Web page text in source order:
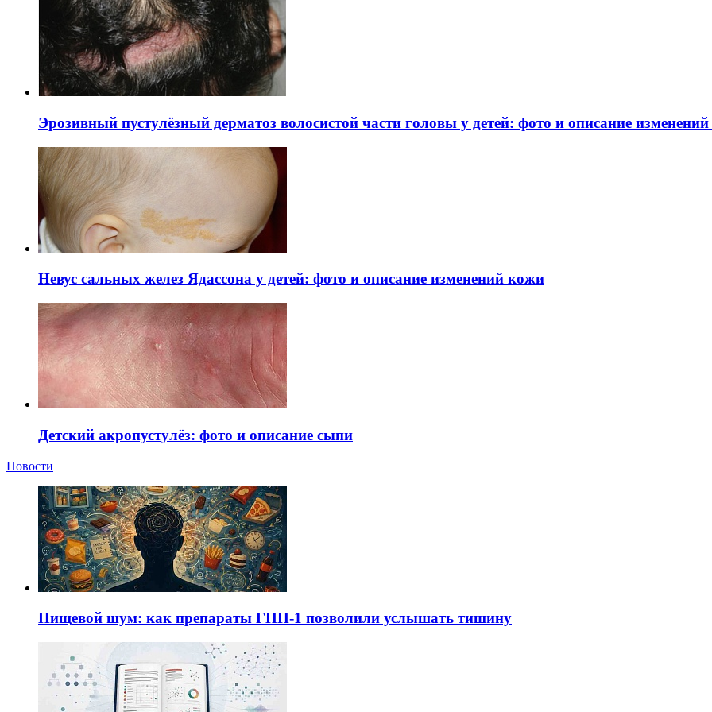
Эрозивный пустулёзный дерматоз волосистой части головы у детей: фото и описание
Невус сальных желез Ядассона у детей: фото и описание изменений кожи
Детский акропустулёз: фото и описание сыпи
Новости
Пищевой шум: как препараты ГПП-1 позволили услышать тишину